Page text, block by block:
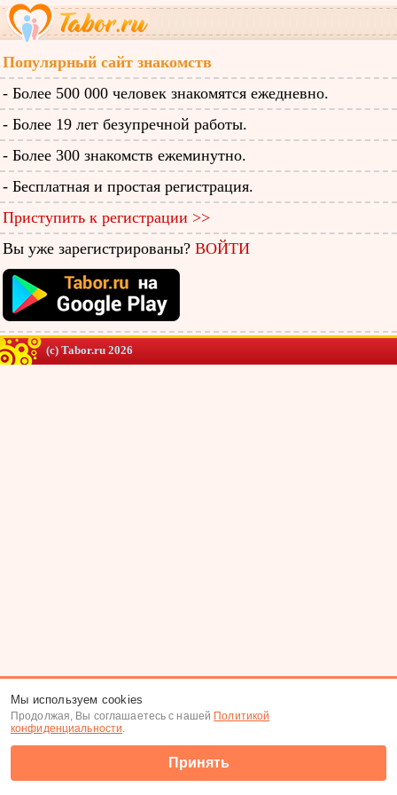
Популярный сайт знакомств
- Более 500 000 человек знакомятся ежедневно.
- Более 19 лет безупречной работы.
- Более 300 знакомств ежеминутно.
- Бесплатная и простая регистрация.
Приступить к регистрации >>
Вы уже зарегистрированы? ВОЙТИ
(c) Tabor.ru 2026
Мы используем cookies
Продолжая, Вы соглашаетесь с нашей Политикой
конфиденциальности.
Принять